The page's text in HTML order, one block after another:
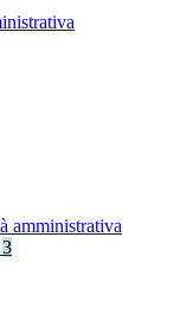
amministrativa
3